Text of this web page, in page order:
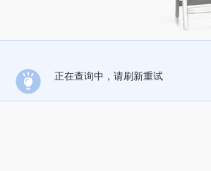
正在查询中，请刷新重试